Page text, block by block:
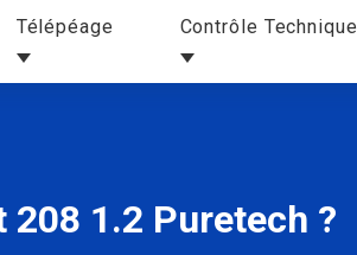
Télépéage Contrôle Technique
1.2 Puretech ?